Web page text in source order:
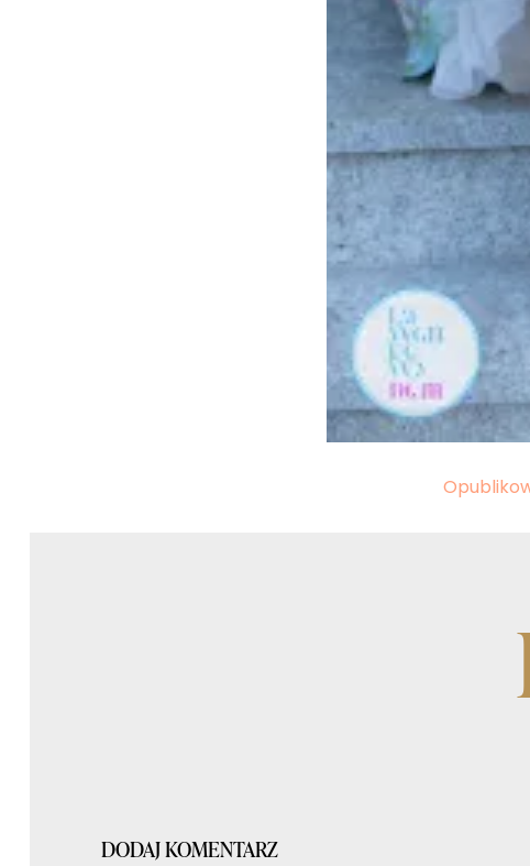
DODAJ KOMENTARZ